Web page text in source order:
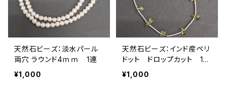
天然石ビーズ：淡水パール
両穴 ラウンド4ｍｍ 1連
¥1,000
天然石ビーズ：インド産ペリ
ドット ドロップカット 15
粒
¥1,000